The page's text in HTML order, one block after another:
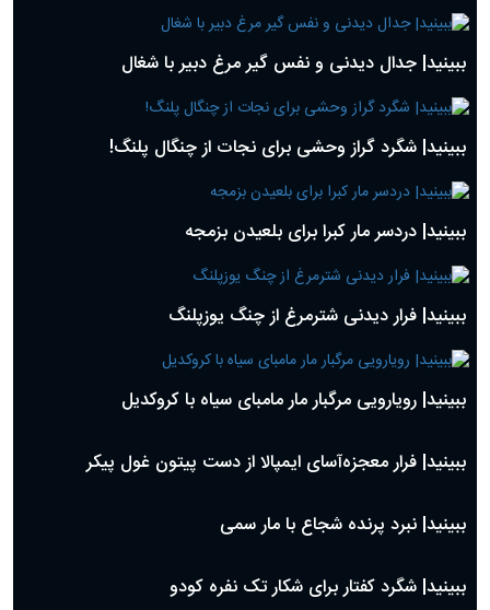
دعای روز ششم ماه رمضان؛ ۵ اسفند ۱۴۰۴
دعای روز پنجم ماه رمضان؛ ۴ اسفند ۱۴۰۴
دعای روز چهارم ماه مبارک رمضان؛ ۳ اسفند ۱۴۰۴
دعای روز دوم ماه مبارک رمضان ۱ اسفند ماه ۱۴۰۴
دعای روز اول ماه مبارک رمضان، ۳۰ بهمن ۱۴۰۴
بهترین پیامک تبریک روز پدر ۱۴۰۴؛ جملات زیبا و صمیمانه
روز پدر ۱۴۰۴ چه روزی است؟
ببینید| جدال دیدنی و نفس گیر مرغ دبیر با شغال
ببینید| شگرد گراز وحشی برای نجات از چنگال پلنگ!
ببینید| دردسر مار کبرا برای بلعیدن بزمجه
ببینید| فرار دیدنی شترمرغ از چنگ یوزپلنگ
ببینید| رویارویی مرگبار مار مامبای سیاه با کروکدیل
ببینید| فرار معجزه‌آسای ایمپالا از دست پیتون غول پیکر
ببینید| نبرد پرنده شجاع با مار سمی
ببینید| شگرد کفتار برای شکار تک نفره کودو